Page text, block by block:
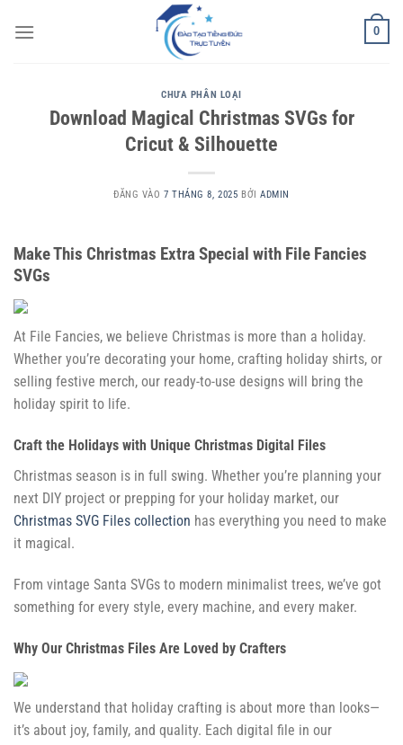
qua
0
CHƯA PHÂN LOẠI
Download Magical Christmas SVGs for
Cricut & Silhouette
ĐĂNG VÀO 7 THÁNG 8, 2025 BỞIADMIN
Make This Christmas Extra Special with File Fancies
SVGs
At File Fancies, we believe Christmas is more than a holiday.
Whether you’re decorating your home, crafting holiday shirts, or
selling festive merch, our ready-to-use designs will bring the
holiday spirit to life.
Craft the Holidays with Unique Christmas Digital Files
Christmas season is in full swing. Whether you’re planning your
next DIY project or prepping for your holiday market, our
Christmas SVG Files collection has everything you need to make
it magical.
From vintage Santa SVGs to modern minimalist trees, we’ve got
something for every style, every machine, and every maker.
Why Our Christmas Files Are Loved by Crafters
We understand that holiday crafting is about more than looks—
it’s about joy, family, and quality. Each digital file in our